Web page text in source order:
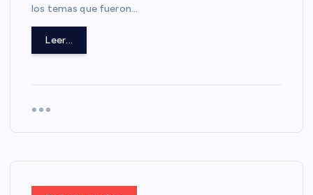
los temas que fueron…
Leer...